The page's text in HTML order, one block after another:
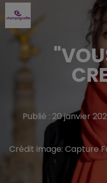
Publié : 20 janvier
Crédit image: Capture